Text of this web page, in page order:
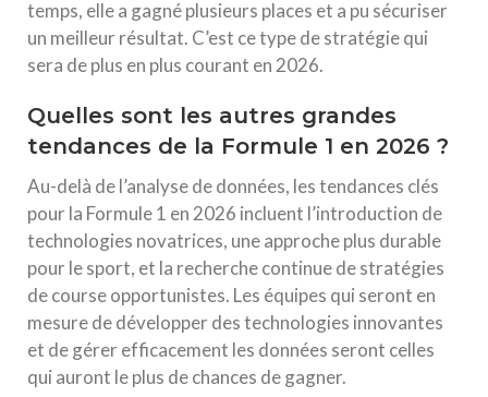
temps, elle a gagné plusieurs places et a pu sécuriser
un meilleur résultat. C’est ce type de stratégie qui
sera de plus en plus courant en 2026.
Quelles sont les autres grandes
tendances de la Formule 1 en 2026 ?
Au-delà de l’analyse de données, les tendances clés
pour la Formule 1 en 2026 incluent l’introduction de
technologies novatrices, une approche plus durable
pour le sport, et la recherche continue de stratégies
de course opportunistes. Les équipes qui seront en
mesure de développer des technologies innovantes
et de gérer efficacement les données seront celles
qui auront le plus de chances de gagner.